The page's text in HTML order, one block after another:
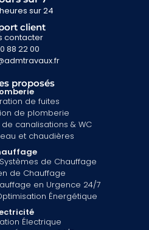
sur 24
client
contacter
88 22 00
proposés
de fuites
de plomberie
canalisations & WC
et chaudières
de Chauffage
de Chauffage
en Urgence 24/7
Énergétique
Électrique